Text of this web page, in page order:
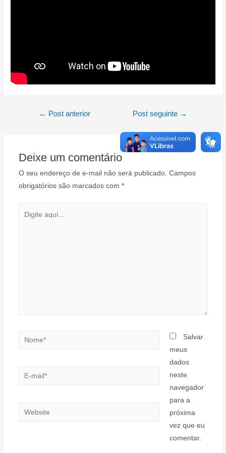
Navegação
← Post anterior Post seguinte →
Deixe um comentário
O seu endereço de e-mail não será publicado. Campos
obrigatórios são marcados com *
aqui...
Nome*
E-
Website
Salvar
meus
dados
neste
navegador
para a
próxima
vez que eu
comentar.